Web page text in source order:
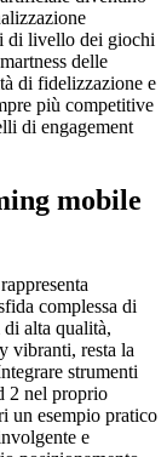
di livello dei giochi
delle
di fidelizzazione e
più competitive
di engagement
mobile
complessa di
alta qualità,
vibranti, resta la
strumenti
2 nel proprio
un esempio pratico
e